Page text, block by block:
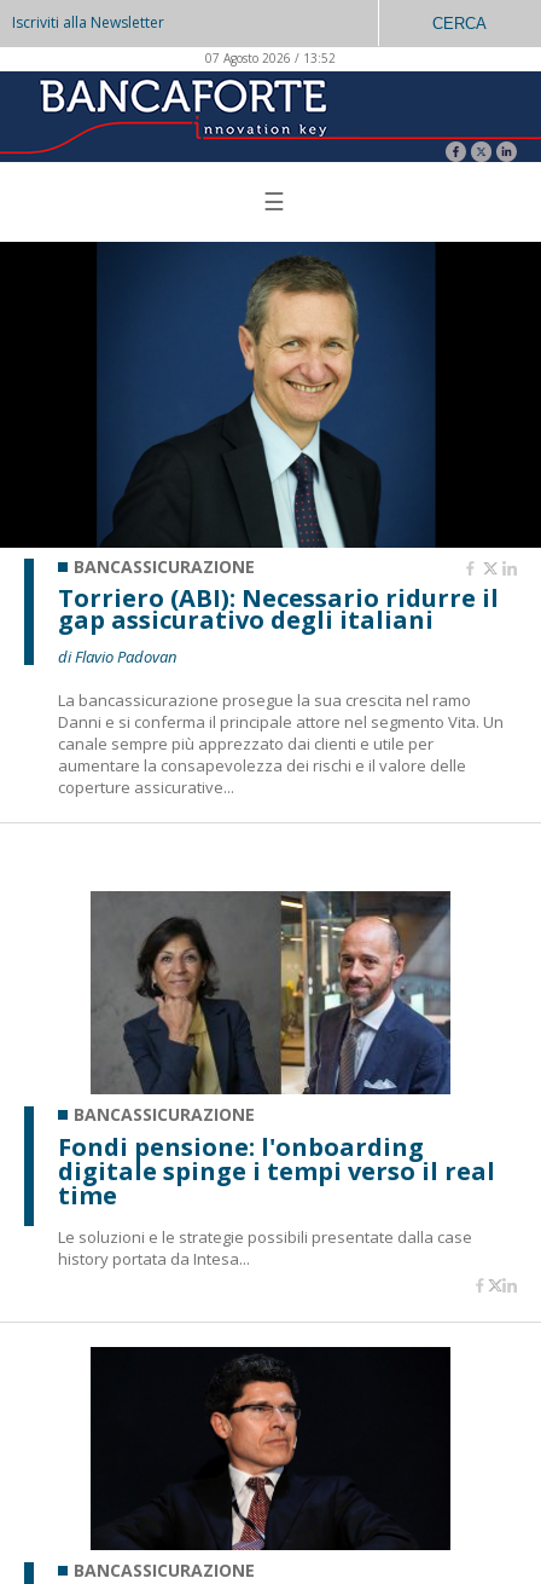
Iscriviti alla Newsletter CERCA
07 Agosto 2026 / 13:52
☰
BANCASSICURAZIONE
Torriero (ABI): Necessario ridurre il
gap assicurativo degli italiani
di Flavio Padovan
La bancassicurazione prosegue la sua crescita nel ramo
Danni e si conferma il principale attore nel segmento Vita. Un
canale sempre più apprezzato dai clienti e utile per
aumentare la consapevolezza dei rischi e il valore delle
coperture assicurative...
BANCASSICURAZIONE
Fondi pensione: l'onboarding
digitale spinge i tempi verso il real
time
Le soluzioni e le strategie possibili presentate dalla case
history portata da Intesa...
BANCASSICURAZIONE